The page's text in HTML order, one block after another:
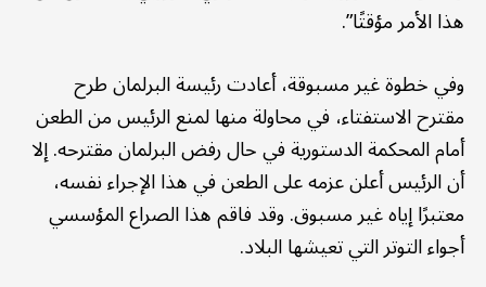
هذا الأمر مؤقتًا”.
وفي خطوة غير مسبوقة، أعادت رئيسة البرلمان طرح
مقترح الاستفتاء، في محاولة منها لمنع الرئيس من الطعن
أمام المحكمة الدستورية في حال رفض البرلمان مقترحه. إلا
أن الرئيس أعلن عزمه على الطعن في هذا الإجراء نفسه،
معتبرًا إياه غير مسبوق. وقد فاقم هذا الصراع المؤسسي
أجواء التوتر التي تعيشها البلاد.